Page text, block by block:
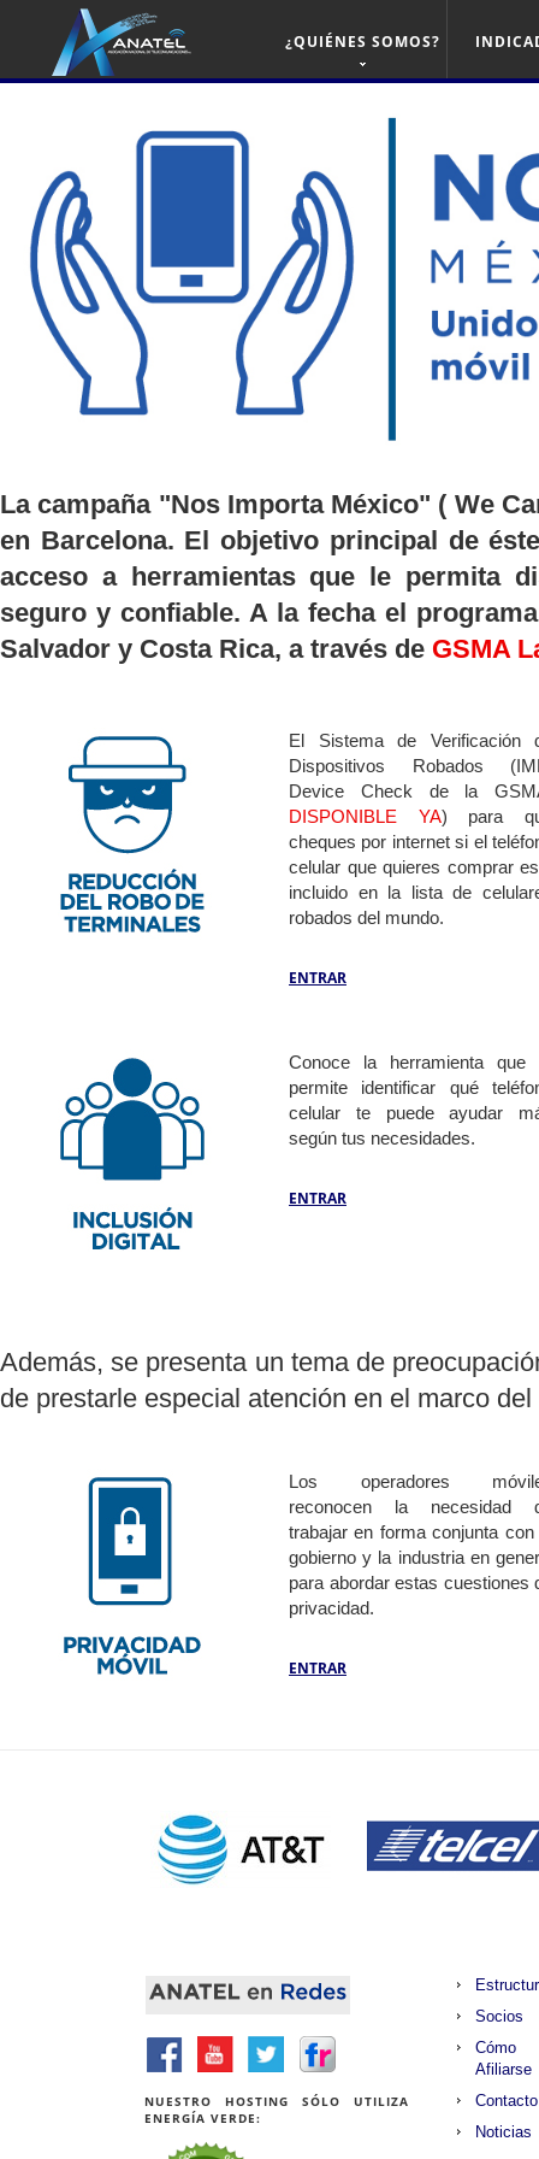
¿QUIÉNES SOMOS?
La campaña "Nos Importa México" ( We
en Barcelona. El objetivo principal de
acceso a herramientas que le permita
seguro y confiable. A la fecha el
Salvador y Costa Rica, a través de GSMA
El Sistema de Verificación
Dispositivos Robados
Device Check de la
DISPONIBLE YA) para
cheques por internet si el
celular que quieres comprar
incluido en la lista de
robados del mundo.
ENTRAR
Conoce la herramienta que
permite identificar qué
celular te puede ayudar
según tus necesidades.
ENTRAR
Además, se presenta un tema de
de prestarle especial atención en el marco
Los operadores
reconocen la necesidad
trabajar en forma conjunta con
gobierno y la industria en
para abordar estas cuestiones
privacidad.
ENTRAR
NUESTRO HOSTING SÓLO UTILIZA
ENERGÍA VERDE:
Socios
Cómo
Afiliarse
Contacto
Noticias